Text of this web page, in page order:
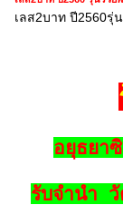
เลส2บาท ปี2560รุ่
อยุธยา
รับจำนำ วั